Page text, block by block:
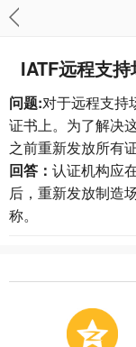
IATF远程支
问题:对于远程支持
证书上。为了解决
之前重新发放所有
回答： 认证机构应
后，重新发放制造
称。